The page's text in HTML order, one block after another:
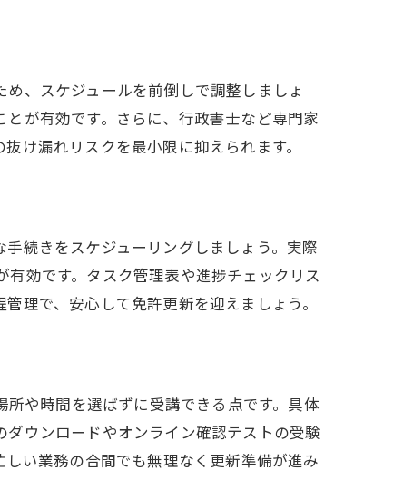
、スケジュールを前倒しで調整しましょ
が有効です。さらに、行政書士など専門家
け漏れリスクを最小限に抑えられます。
続きをスケジューリングしましょう。実際
効です。タスク管理表や進捗チェックリス
理で、安心して免許更新を迎えましょう。
や時間を選ばずに受講できる点です。具体
ウンロードやオンライン確認テストの受験
い業務の合間でも無理なく更新準備が進み